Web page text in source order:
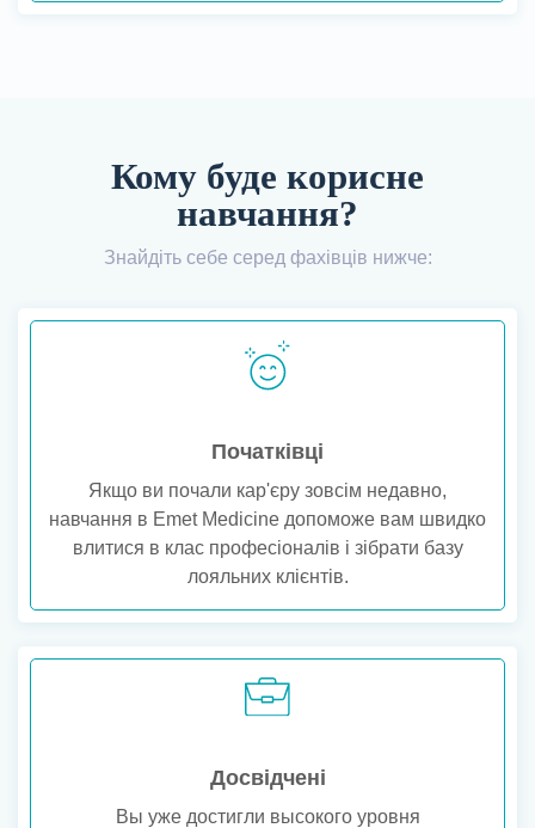
Кому буде корисне
навчання?
Знайдіть себе серед фахівців нижче:
Початківці
Якщо ви почали кар'єру зовсім недавно,
навчання в Emet Medicine допоможе вам швидко
влитися в клас професіоналів і зібрати базу
лояльних клієнтів.
Досвідчені
Вы уже достигли высокого уровня